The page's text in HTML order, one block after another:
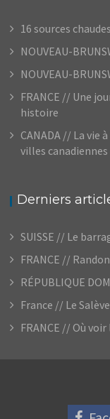
16 sources
NOUVEAU-
NOUVEAU-
FRANCE // Une
histoire
CANADA // La vie
villes canadiennes
Derniers
SUISSE // Le
FRANCE //
RÉPUBLIQUE
France // Le
FRANCE // Où